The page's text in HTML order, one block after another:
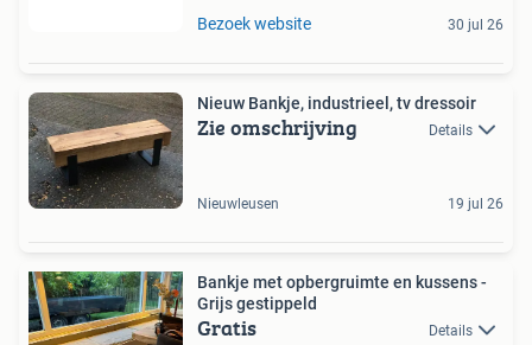
Bezoek website 30 jul 26
Nieuw Bankje, industrieel, tv dressoir
Zie omschrijving Details
Nieuwleusen 19 jul 26
Bankje met opbergruimte en kussens -
Grijs gestippeld
Gratis Details